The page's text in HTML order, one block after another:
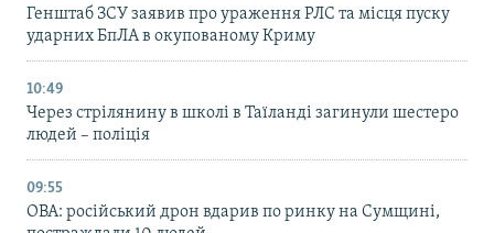
Генштаб ЗСУ заявив про ураження РЛС та місця пуску
ударних БпЛА в окупованому Криму
10:49
Через стрілянину в школі в Таїланді загинули шестеро
людей – поліція
09:55
ОВА: російський дрон вдарив по ринку на Сумщині,